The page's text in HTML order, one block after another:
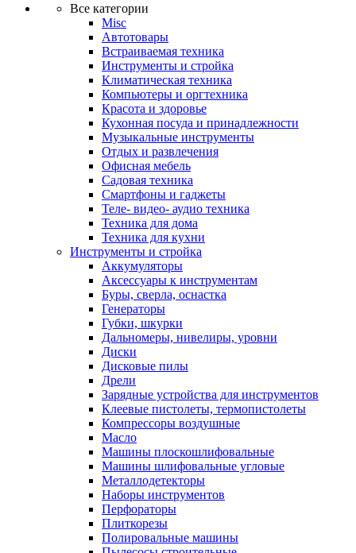
Все категории
Misc
Автотовары
Встраиваемая техника
Инструменты и стройка
Климатическая техника
Компьютеры и оргтехника
Красота и здоровье
Кухонная посуда и принадлежности
Музыкальные инструменты
Отдых и развлечения
Офисная мебель
Садовая техника
Смартфоны и гаджеты
Теле- видео- аудио техника
Техника для дома
Техника для кухни
Инструменты и стройка
Аккумуляторы
Аксессуары к инструментам
Буры, сверла, оснастка
Генераторы
Губки, шкурки
Дальномеры, нивелиры, уровни
Диски
Дисковые пилы
Дрели
Зарядные устройства для инструментов
Клеевые пистолеты, термопистолеты
Компрессоры воздушные
Масло
Машины плоскошлифовальные
Машины шлифовальные угловые
Металлодетекторы
Наборы инструментов
Перфораторы
Плиткорезы
Полировальные машины